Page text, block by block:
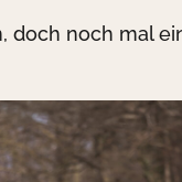
noch mal